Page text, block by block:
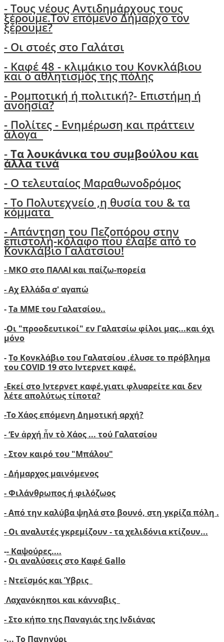
-Τους νέους Αντιδημάρχους τους
ξέρουμε.Τον επόμενο Δήμαρχο τον
ξέρουμε?
- Οι στοές στο Γαλάτσι
- Καφέ 48 - κλιμάκιο του Κονκλάβιου
και ο αθλητισμός της πόλης
- Ρομποτική ή πολιτική?- Επιστήμη ή
ανοησία?
- Πολίτες - Ενημέρωση και πράττειν
άλογα
-Τα λουκάνικα του συμβούλου και
άλλα τινά
- Ο τελευταίος Μαραθωνοδρόμος
- Το Πολυτεχνείο ,η θυσία του & τα
κόμματα
- Απάντηση του Πεζοπόρου στην
επιστολή-κόλαφο που έλαβε από το
Κονκλάβιο Γαλατσίου!
- ΜΚΟ στο ΠΑΛΑΙ και παίζω-πορεία
- Αχ Ελλάδα σ' αγαπώ
-Ta ΜΜΕ του Γαλατσίου..
-Οι "προοδευτικοί" εν Γαλατσίω φίλοι μας...και όχι
μόνο
-Το Κονκλάβιο του Γαλατσίου ,έλυσε το πρόβλημα
του COVID 19 στο Ιντερνετ καφέ.
-Εκεί στο Ιντερνετ καφέ,γιατι φλυαρείτε και δεν
λέτε απολύτως τίποτα?
-Το Χάος επόμενη Δημοτική αρχή?
-‘Εν ἀρχή ἦν τὸ Χάος ... τού Γαλατσίου
-Στον καιρό του "Μπάλου"
- Δήμαρχος μαινόμενος
- Φιλάνθρωπος ή φιλόζωος
- Από την καλύβα ψηλά στο βουνό, στη γκρίζα πόλη .
- Οι αναλυτές γκρεμίζουν - τα χελιδόνια κτίζουν...
-- Καψούρες....
- Οι αναλύσεις στο Καφέ Gallo
- Ντεϊσμός και Ύβρις
Λαχανόκηποι και κάνναβις
- Στο κήπο της Παναγιάς της Ινδιάνας
-... Το Πανηγύρι